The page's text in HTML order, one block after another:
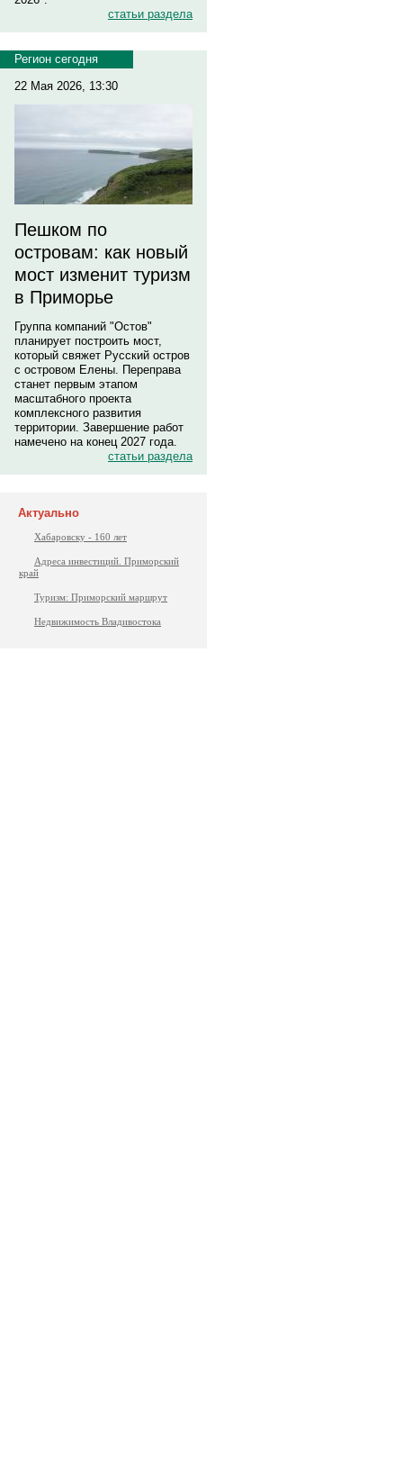
статьи раздела
Регион сегодня
22 Мая 2026, 13:30
Пешком по
островам: как новый
мост изменит туризм
в Приморье
Группа компаний "Остов"
планирует построить мост,
который свяжет Русский остров
с островом Елены. Переправа
станет первым этапом
масштабного проекта
комплексного развития
территории. Завершение работ
намечено на конец 2027 года.
статьи раздела
Актуально
Хабаровску - 160 лет
Адреса инвестиций. Приморский
край
Туризм: Приморский маршрут
Недвижимость Владивостока